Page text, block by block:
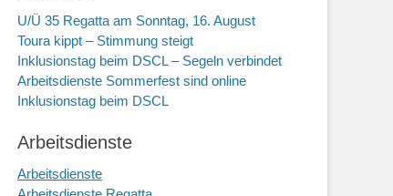
U/Ü 35 Regatta am Sonntag, 16. August
Toura kippt – Stimmung steigt
Inklusionstag beim DSCL – Segeln verbindet
Arbeitsdienste Sommerfest sind online
Inklusionstag beim DSCL
Arbeitsdienste
Arbeitsdienste